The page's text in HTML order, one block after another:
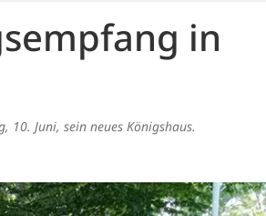
in
10. Juni, sein neues Königshaus.